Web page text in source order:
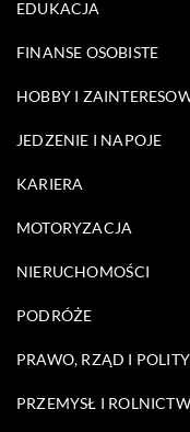
EDUKACJA
FINANSE OSOBISTE
HOBBY I
JEDZENIE I NAPOJE
KARIERA
MOTORYZACJA
NIERUCHOMOŚCI
PODRÓŻE
PRAWO, RZĄD I
PRZEMYSŁ I